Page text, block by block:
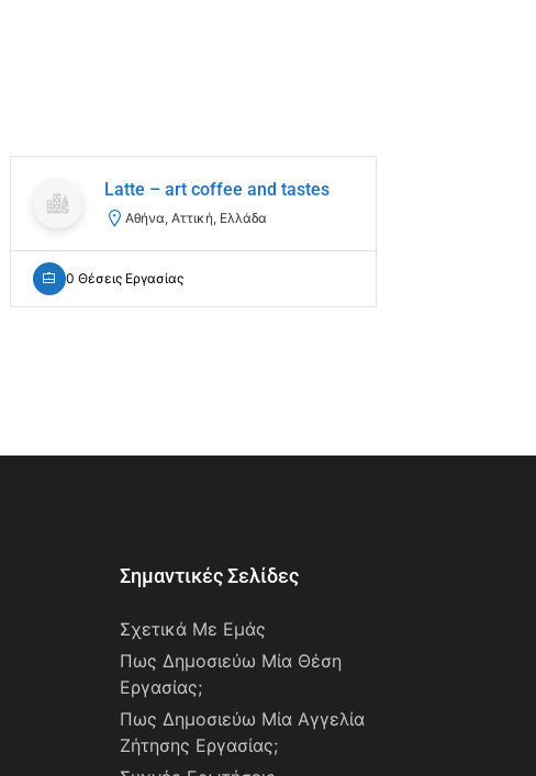
Latte – art coffee and tastes
Αθήνα, Αττική, Ελλάδα
0 Θέσεις Εργασίας
Σημαντικές Σελίδες
Σχετικά Με Εμάς
Πως Δημοσιεύω Μία Θέση
Εργασίας;
Πως Δημοσιεύω Μία Αγγελία
Ζήτησης Εργασίας;